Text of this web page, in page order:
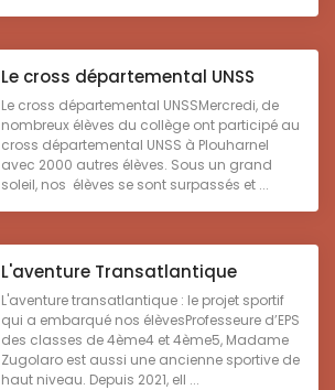
Le cross départemental UNSS
Le cross départemental UNSSMercredi, de
nombreux élèves du collège ont participé au
cross départemental UNSS à Plouharnel
avec 2000 autres élèves. Sous un grand
soleil, nos élèves se sont surpassés et ...
L'aventure Transatlantique
L'aventure transatlantique : le projet sportif
qui a embarqué nos élèvesProfesseure d’EPS
des classes de 4ème4 et 4ème5, Madame
Zugolaro est aussi une ancienne sportive de
haut niveau. Depuis 2021, ell ...